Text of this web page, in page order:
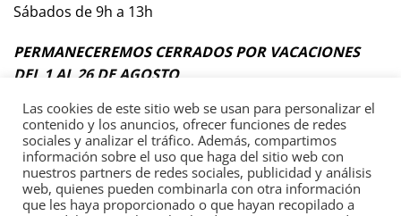
Sábados de 9h a 13h
PERMANECEREMOS CERRADOS POR VACACIONES
DEL 1 AL 26 DE AGOSTO
Términos y Condiciones Generales
Política de privacidad
Las cookies de este sitio web se usan para personalizar el
contenido y los anuncios, ofrecer funciones de redes
sociales y analizar el tráfico. Además, compartimos
información sobre el uso que haga del sitio web con
nuestros partners de redes sociales, publicidad y análisis
web, quienes pueden combinarla con otra información
que les haya proporcionado o que hayan recopilado a